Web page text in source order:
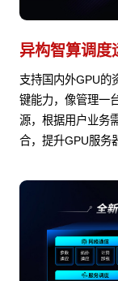
异构智算调
支持国内外GPU的
键能力，像管理一
源，根据用户业务
合，提升GPU服务